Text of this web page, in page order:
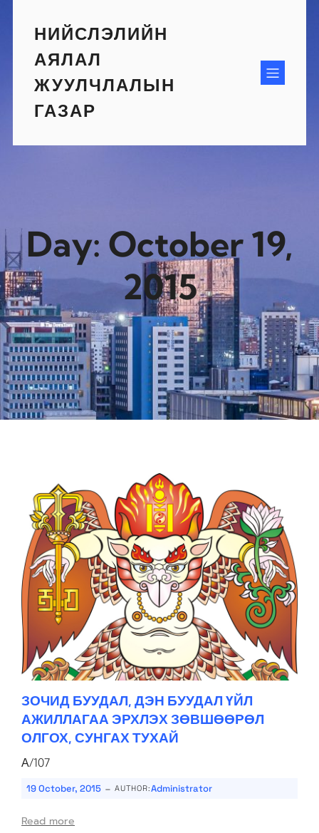
contentНИЙСЛЭЛИЙН
АЯЛАЛ
ЖУУЛЧЛАЛЫН
ГАЗАР
Day: October 19,
2015
ЗОЧИД БУУДАЛ, ДЭН БУУДАЛ ҮЙЛ
АЖИЛЛАГАА ЭРХЛЭХ ЗӨВШӨӨРӨЛ
ОЛГОХ, СУНГАХ ТУХАЙ
А/107
19 October, 2015 - AUTHOR:Administrator
Read more